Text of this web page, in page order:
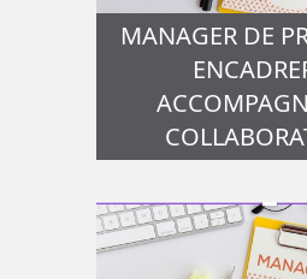
MANAGER DE